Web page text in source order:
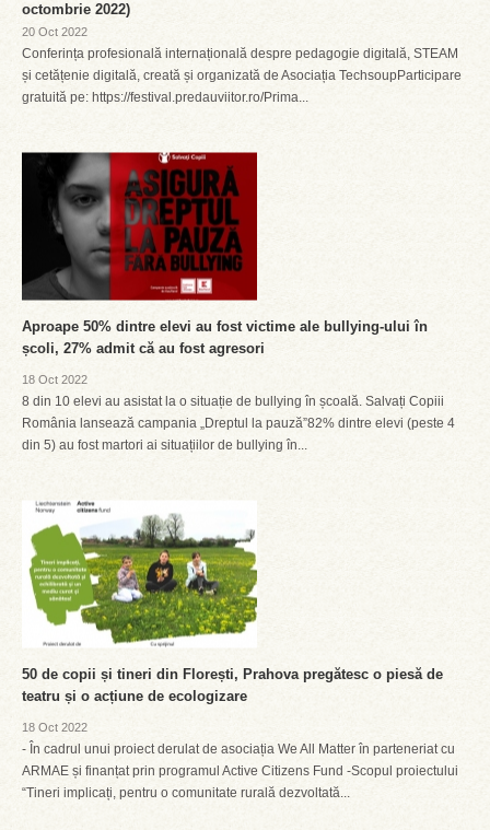
octombrie 2022)
20 Oct 2022
Conferința profesională internațională despre pedagogie digitală, STEAM
și cetățenie digitală, creată și organizată de Asociația TechsoupParticipare
gratuită pe: https://festival.predauviitor.ro/Prima...
Aproape 50% dintre elevi au fost victime ale bullying-ului în
școli, 27% admit că au fost agresori
18 Oct 2022
8 din 10 elevi au asistat la o situație de bullying în școală. Salvați Copiii
România lansează campania „Dreptul la pauză”82% dintre elevi (peste 4
din 5) au fost martori ai situațiilor de bullying în...
50 de copii și tineri din Florești, Prahova pregătesc o piesă de
teatru și o acțiune de ecologizare
18 Oct 2022
- În cadrul unui proiect derulat de asociația We All Matter în parteneriat cu
ARMAE și finanțat prin programul Active Citizens Fund -Scopul proiectului
“Tineri implicați, pentru o comunitate rurală dezvoltată...